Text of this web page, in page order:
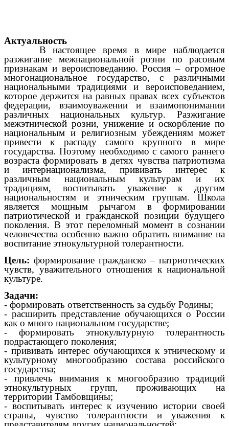
Актуальность
В настоящее время в мире наблюдается
разжигание межнациональной розни по расовым
признакам и вероисповеданию. Россия – огромное
многонациональное государство, с различными
национальными традициями и вероисповеданием,
которое держится на равных правах всех субъектов
федерации, взаимоуважении и взаимопонимании
различных национальных культур. Разжигание
межэтнической розни, унижение и оскорбление по
национальным и религиозным убеждениям может
привести к распаду самого крупного в мире
государства. Поэтому необходимо с самого раннего
возраста формировать в детях чувства патриотизма
и интернационализма, прививать интерес к
различным национальным культурам и их
традициям, воспитывать уважение к другим
национальностям и этническим группам. Школа
является мощным рычагом в формировании
патриотической и гражданской позиции будущего
поколения. В этот переломный момент в сознании
человечества особенно важно обратить внимание на
воспитание этнокультурной толерантности.
Цель: формирование гражданско – патриотических
чувств, уважительного отношения к национальной
культуре.
Задачи:
- формировать ответственность за судьбу Родины;
- расширить представление обучающихся о России
как о много национальном государстве;
- формировать этнокультурную толерантность
подрастающего поколения;
- прививать интерес обучающихся к этническому и
культурному многообразию состава российского
государства;
- привлечь внимания к многообразию традиций
этнокультурных групп, проживающих на
территории Тамбовщины;
- воспитывать интерес к изучению истории своей
страны, чувство толерантности и уважения к